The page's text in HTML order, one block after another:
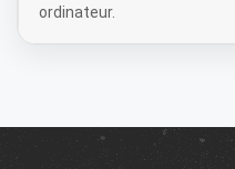
ordinateur.